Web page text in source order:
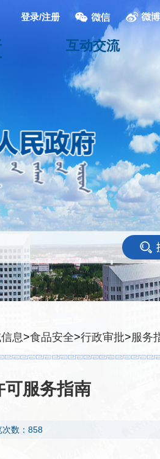
登录/注册
互动交流
息>食品安全>行政审批>服务
可服务指南
次数：858